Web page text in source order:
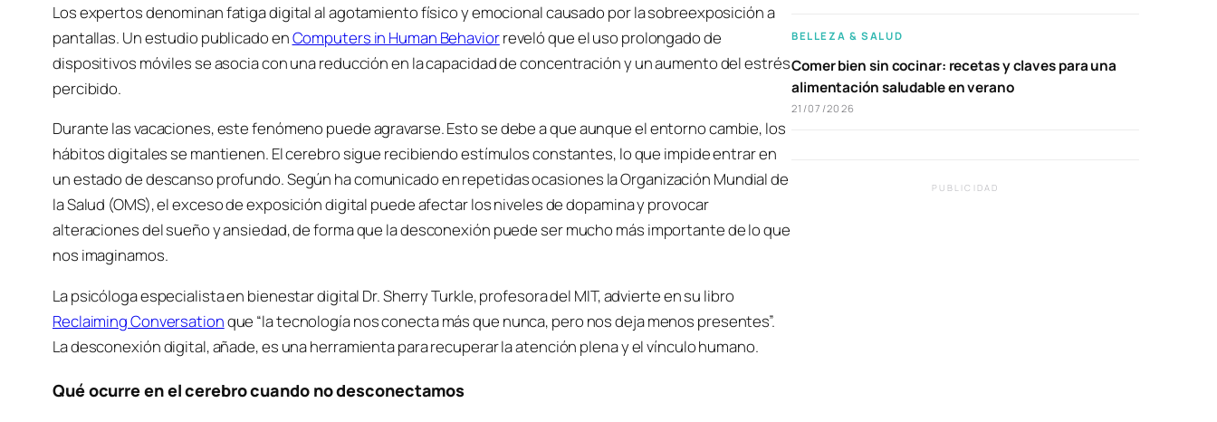
Los expertos denominan fatiga digital al agotamiento físico y emocional causado por la sobreexposición a
pantallas. Un estudio publicado enComputers in Human Behaviorreveló que el uso prolongado de
dispositivos móviles se asocia con una reducción en la capacidad de concentración y un aumento del estrés
percibido.
Durante las vacaciones, este fenómeno puede agravarse. Esto se debe a que aunque el entorno cambie, los
hábitos digitales se mantienen. El cerebro sigue recibiendo estímulos constantes, lo que impide entrar en
un estado de descanso profundo. Según ha comunicado en repetidas ocasiones la Organización Mundial de
la Salud (OMS), el exceso de exposición digital puede afectar los niveles de dopamina y provocar
alteraciones del sueño y ansiedad, de forma que la desconexión puede ser mucho más importante de lo que
nos imaginamos.
La psicóloga especialista en bienestar digital Dr. Sherry Turkle, profesora del MIT, advierte en su libro
Reclaiming Conversationque “la tecnología nos conecta más que nunca, pero nos deja menos presentes”.
La desconexión digital, añade, es una herramienta para recuperar la atención plena y el vínculo humano.
Qué ocurre en el cerebro cuando no desconectamos
BELLEZA & SALUD
Comer bien sin cocinar: recetas y claves para una
alimentación saludable en verano
21/07/2026
PUBLICIDAD